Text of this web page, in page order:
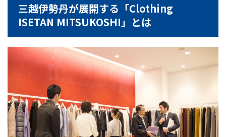
三越伊勢丹が展開する「Clothing
ISETAN MITSUKOSHI」とは